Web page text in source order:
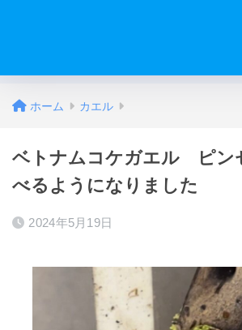
ホーム カエル
ベトナムコケガエル ピン
べるようになりました
2024年5月19日